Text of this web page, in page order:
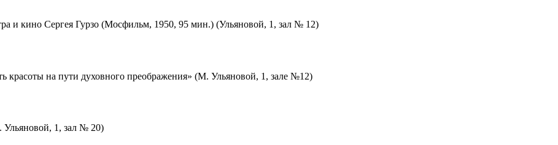
и кино Сергея Гурзо (Мосфильм, 1950, 95 мин.) (Ульяновой, 1, зал № 12)
красоты на пути духовного преображения» (М. Ульяновой, 1, зале №12)
1, зал № 20)